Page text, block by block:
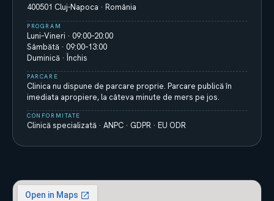
400501 Cluj-Napoca · România
PROGRAM
Luni–Vineri · 09:00–20:00
Sâmbătă · 09:00–13:00
Duminică · Închis
PARCARE
Clinica nu dispune de parcare proprie. Parcare publică în
imediata apropiere, la câteva minute de mers pe jos.
CONFORMITATE
Clinică specializată · ANPC · GDPR · EU ODR